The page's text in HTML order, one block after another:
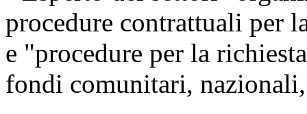
procedure contrattuali per
e "procedure per la
fondi comunitari,